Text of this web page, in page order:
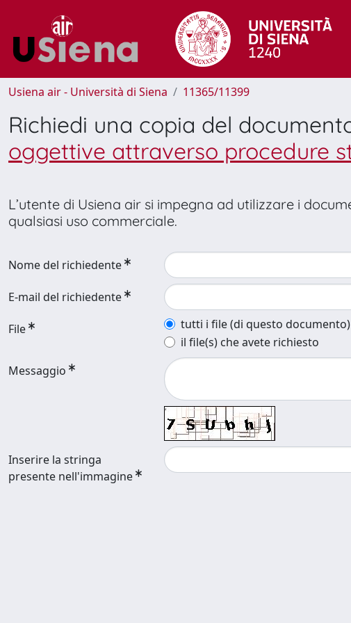
Usiena air - Università di Siena 11365/11399
Richiedi una copia del
oggettive attraverso procedure
L’utente di Usiena air si impegna ad utilizzare i
qualsiasi uso commerciale.
Nome del richiedente
E-mail del richiedente
File
tutti i file (di questo
il file(s) che avete richiesto
Messaggio
Inserire la stringa
presente nell'immagine